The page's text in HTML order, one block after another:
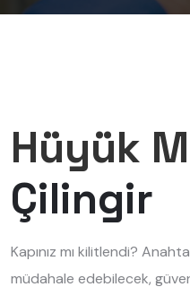
Hüyük
Çilingir
Kapınız mı kilitlendi?
müdahale edebilecek,